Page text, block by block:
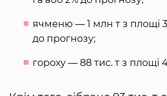
ячменю — 1 млн т з площі
до прогнозу;
гороху — 88 тис. т з площі